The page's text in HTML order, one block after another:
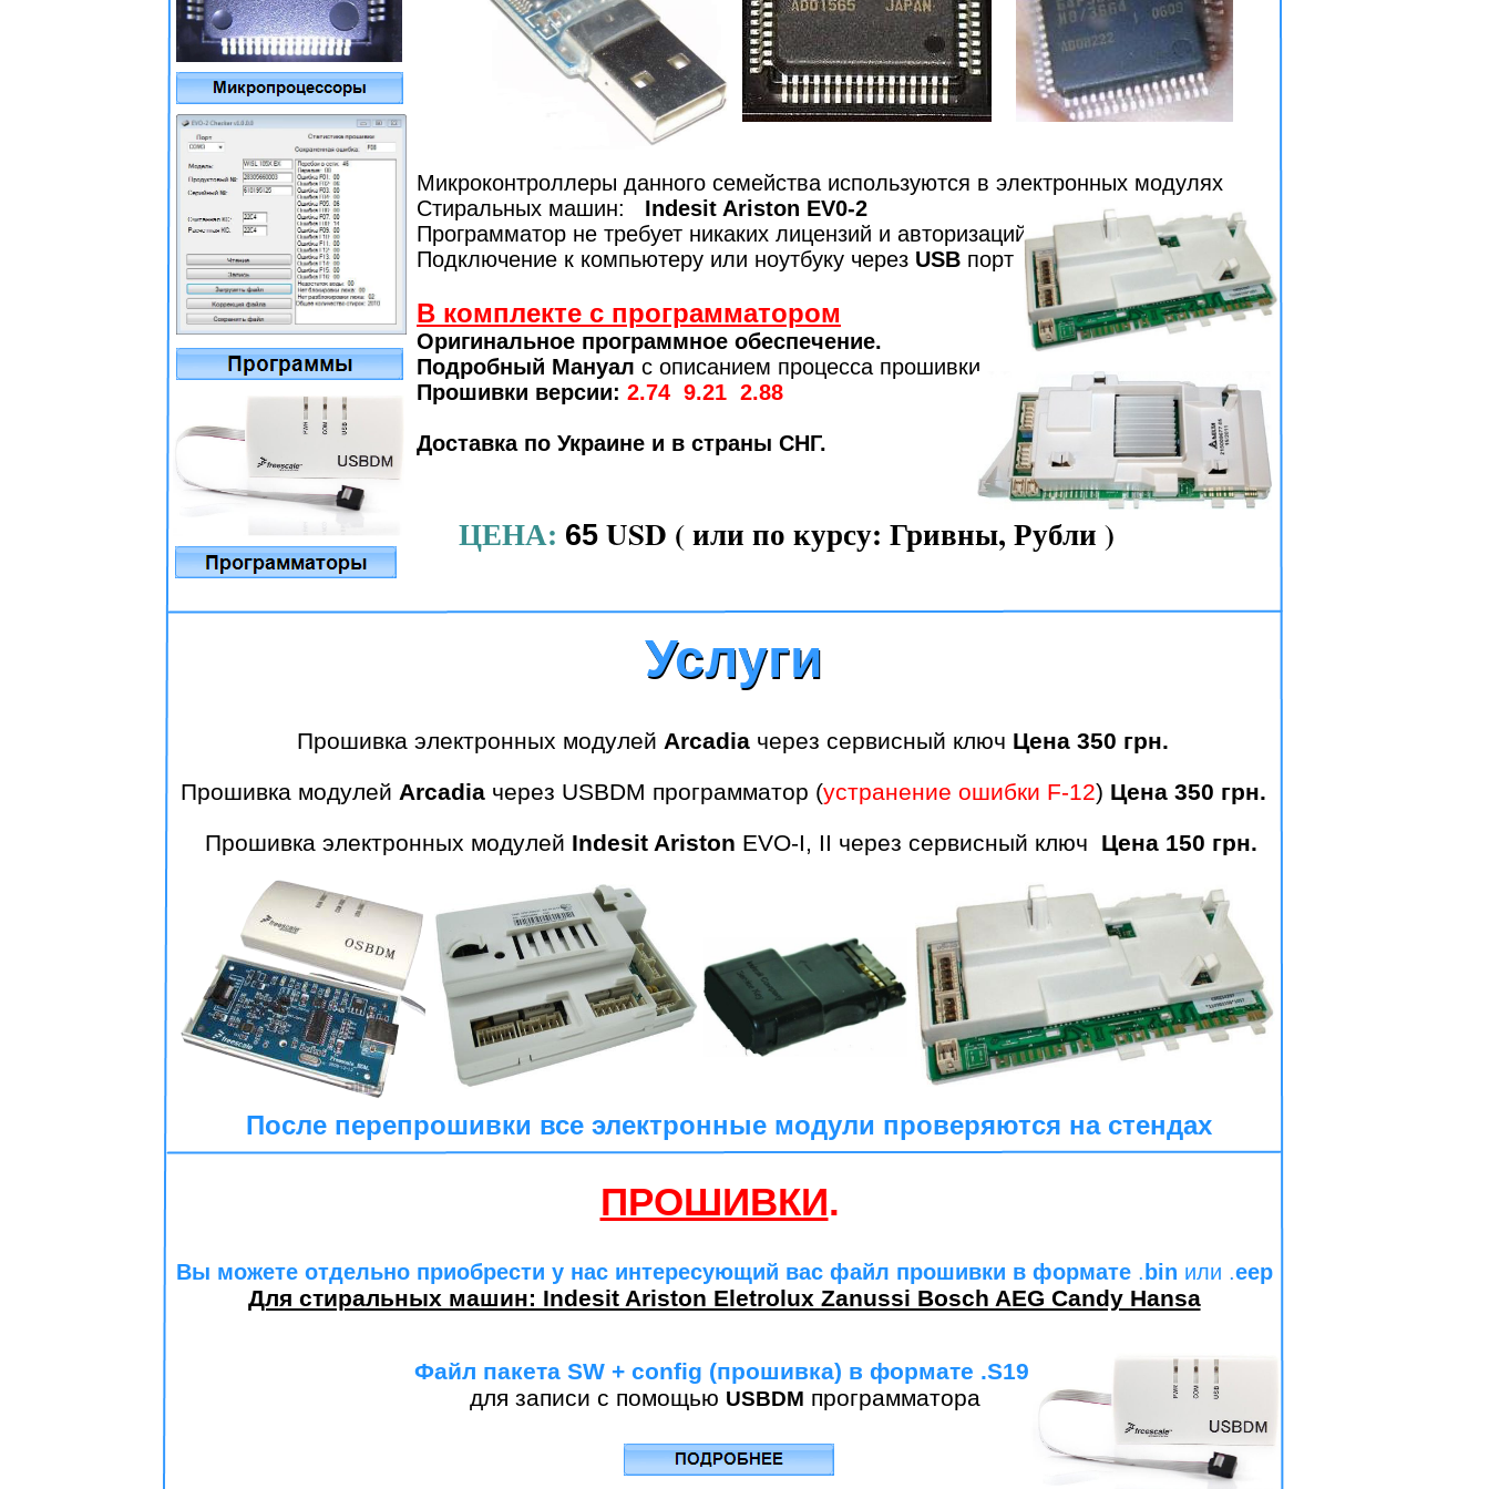
Прошивка электронных модулей Arcadiaчерез сервисный ключ Цена 350 грн.
Прошивка модулей Arcadia через USBDM программатор (устранение ошибки F-12) Цена 350 грн.
Прошивка электронных модулей Indesit Ariston EVO-I, II через сервисный ключ Цена 150 грн.
После перепрошивки все электронные модули проверяются на стендах
Услуги
Услуги
Микроконтроллеры данного семейства используются в электронных модулях
Cтиральных машин: Indesit Ariston EV0-2
Программатор не требует никаких лицензий и авторизаций.
Подключение к компьютеру или ноутбуку через USB порт
В комплекте с программатором
Оригинальное программное обеспечение.
Подробный Мануал с описанием процесса прошивки
Прошивки версии: 2.74 9.21 2.88
Доставка по Украине и в страны СНГ.
ЦЕНА: 65USD ( или по курсу: Гривны, Рубли )
Вы можете отдельно приобрести у нас интересующий вас файл прошивки в формате. bin или .eep
Для стиральных машин: Indesit Ariston Eletrolux Zanussi Bosch AEG Candy Hansa
Файл пакета SW + config (прошивка) в формате .S19
для записи с помощью USBDM программатора
ПРОШИВКИ.